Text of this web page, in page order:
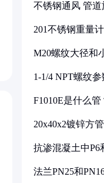
不锈钢通风 管道
201不锈钢重量
M20螺纹大径和
1-1/4 NPT螺纹
F1010E是什么管
20x40x2镀锌方
抗渗混凝土中P6
法兰PN25和